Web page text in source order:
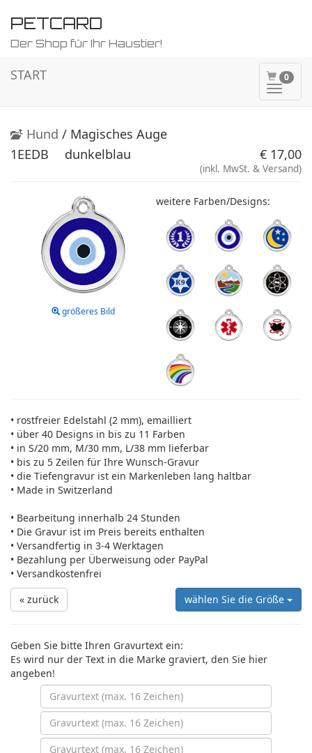
PETCARD
Der Shop für Ihr Haustier!
0
ein-/
START
Hund / Magisches Auge
1EEDB
dunkelblau € 17,00
(inkl. MwSt. & Versand)
größeres Bild
weitere Farben/Designs:
• rostfreier Edelstahl (2 mm), emailliert
• über 40 Designs in bis zu 11 Farben
• in S/20 mm, M/30 mm, L/38 mm lieferbar
• bis zu 5 Zeilen für Ihre Wunsch-Gravur
• die Tiefengravur ist ein Markenleben lang haltbar
• Made in Switzerland
• Bearbeitung innerhalb 24 Stunden
• Die Gravur ist im Preis bereits enthalten
• Versandfertig in 3-4 Werktagen
• Bezahlung per Überweisung oder PayPal
• Versandkostenfrei
« zurück
wählen Sie die Größe
Geben Sie bitte Ihren Gravurtext ein:
Es wird nur der Text in die Marke graviert, den Sie hier
angeben!